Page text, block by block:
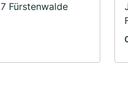
Fürstenwalde